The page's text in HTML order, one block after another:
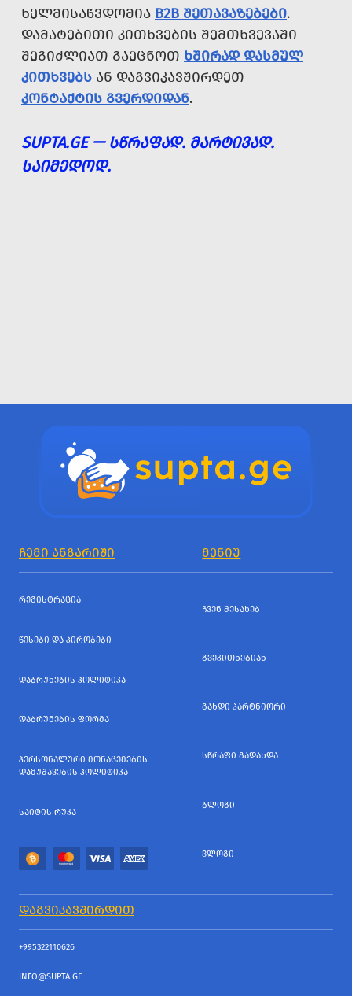
ᲮᲔᲚᲛᲘᲡᲐᲬᲕᲓᲝᲛᲘᲐ B2B ᲨᲔᲗᲐᲕᲐᲖᲔᲑᲔᲑᲘ.
ᲓᲐᲛᲐᲢᲔᲑᲘᲗᲘ ᲙᲘᲗᲮᲕᲔᲑᲘᲡ ᲨᲔᲛᲗᲮᲕᲔᲕᲐᲨᲘ
ᲨᲔᲒᲘᲫᲚᲘᲐᲗ ᲒᲐᲔᲪᲜᲝᲗ ᲮᲨᲘᲠᲐᲓ ᲓᲐᲡᲛᲣᲚ
ᲙᲘᲗᲮᲕᲔᲑᲡ ᲐᲜ ᲓᲐᲒᲕᲘᲙᲐᲕᲨᲘᲠᲓᲔᲗ
ᲙᲝᲜᲢᲐᲥᲢᲘᲡ ᲒᲕᲔᲠᲓᲘᲓᲐᲜ.
SUPTA.GE — ᲡᲬᲠᲐᲤᲐᲓ. ᲛᲐᲠᲢᲘᲕᲐᲓ.
ᲡᲐᲘᲛᲔᲓᲝᲓ.
ᲩᲔᲛᲘ ᲐᲜᲒᲐᲠᲘᲨᲘ ᲛᲔᲜᲘᲣ
ᲠᲔᲒᲘᲡᲢᲠᲐᲪᲘᲐ
ᲬᲔᲡᲔᲑᲘ ᲓᲐ ᲞᲘᲠᲝᲑᲔᲑᲘ
ᲓᲐᲑᲠᲣᲜᲔᲑᲘᲡ ᲞᲝᲚᲘᲢᲘᲙᲐ
ᲓᲐᲑᲠᲣᲜᲔᲑᲘᲡ ᲤᲝᲠᲛᲐ
ᲞᲔᲠᲡᲝᲜᲐᲚᲣᲠᲘ ᲛᲝᲜᲐᲪᲔᲛᲔᲑᲘᲡ
ᲓᲐᲛᲣᲨᲐᲕᲔᲑᲘᲡ ᲞᲝᲚᲘᲢᲘᲙᲐ
ᲡᲐᲘᲢᲘᲡ ᲠᲣᲙᲐ
ᲩᲕᲔᲜ ᲨᲔᲡᲐᲮᲔᲑ
ᲒᲕᲔᲙᲘᲗᲮᲔᲑᲘᲐᲜ
ᲒᲐᲮᲓᲘ ᲞᲐᲠᲢᲜᲘᲝᲠᲘ
ᲡᲬᲠᲐᲤᲘ ᲒᲐᲓᲐᲮᲓᲐ
ᲑᲚᲝᲒᲘ
ᲕᲚᲝᲒᲘ
ᲓᲐᲒᲕᲘᲙᲐᲕᲨᲘᲠᲓᲘᲗ
+995322110626
INFO@SUPTA.GE